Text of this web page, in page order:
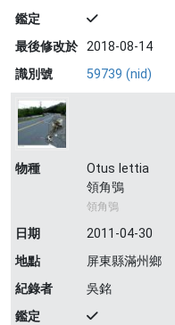
鑑定
最後修改於 2018-08-14
識別號
59739 (nid)
物種
Otus lettia
領角鴞
領角鴞
日期
2011-04-30
地點
屏東縣滿州鄉
紀錄者
吳銘
鑑定